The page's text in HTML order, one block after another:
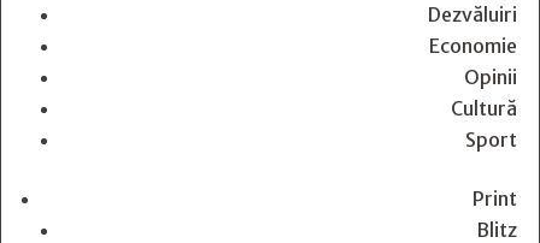
Dezvăluiri
Economie
Opinii
Cultură
Sport
Print
Blitz